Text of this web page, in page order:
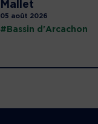
Mallet
05 août 2026
#Bassin d'Arcachon